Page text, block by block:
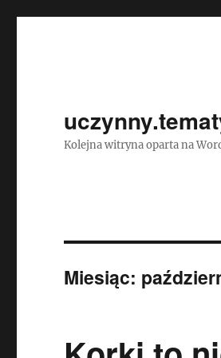
Kolejna witryna oparta na
Miesiąc: